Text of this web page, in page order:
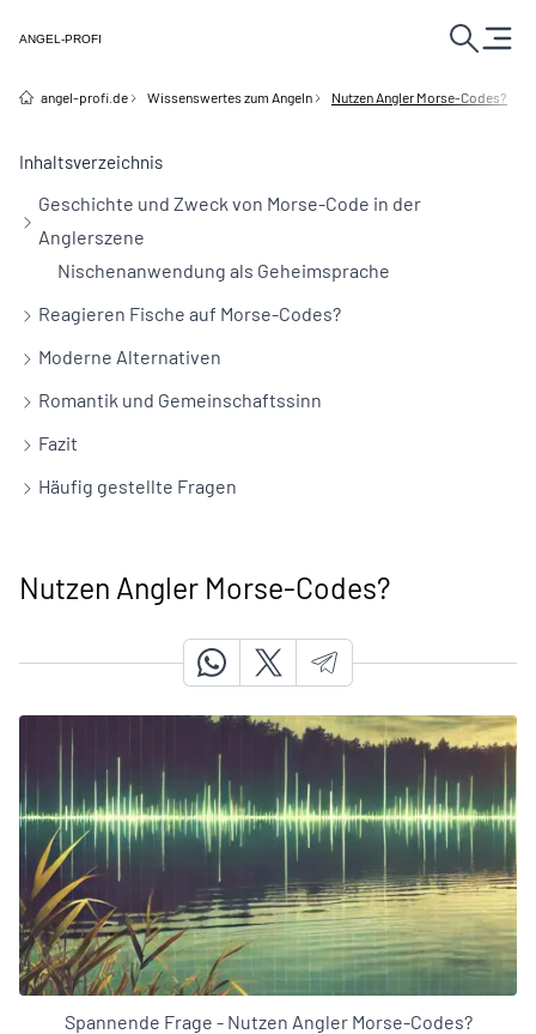
ANGEL-PROFI
angel-profi.de Wissenswertes zum Angeln Nutzen Angler Morse-Codes?
Inhaltsverzeichnis
Geschichte und Zweck von Morse-Code in der
Anglerszene
Nischenanwendung als Geheimsprache
Reagieren Fische auf Morse-Codes?
Moderne Alternativen
Romantik und Gemeinschaftssinn
Fazit
Häufig gestellte Fragen
Nutzen Angler Morse-Codes?
Spannende Frage - Nutzen Angler Morse-Codes?